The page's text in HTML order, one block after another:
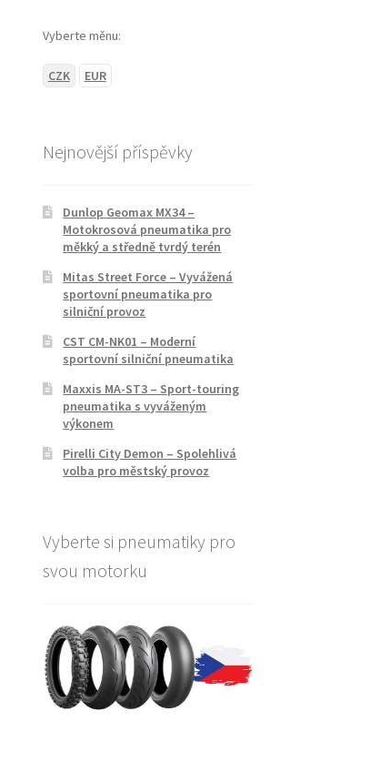
Vyberte měnu:
CZK EUR
Nejnovější příspěvky
Dunlop Geomax MX34 –
Motokrosová pneumatika pro
měkký a středně tvrdý terén
Mitas Street Force – Vyvážená
sportovní pneumatika pro
silniční provoz
CST CM-NK01 – Moderní
sportovní silniční pneumatika
Maxxis MA-ST3 – Sport-touring
pneumatika s vyváženým
výkonem
Pirelli City Demon – Spolehlivá
volba pro městský provoz
Vyberte si pneumatiky pro
svou motorku